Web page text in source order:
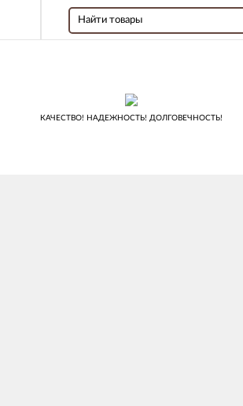
КАЧЕСТВО! НАДЕЖНОСТЬ! ДОЛГОВЕЧНОСТЬ!